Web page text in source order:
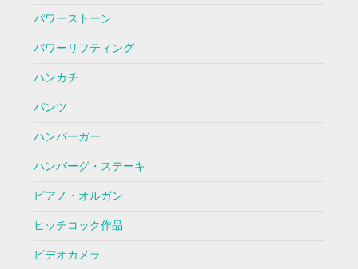
パワーストーン
パワーリフティング
ハンカチ
パンツ
ハンバーガー
ハンバーグ・ステーキ
ピアノ・オルガン
ヒッチコック作品
ビデオカメラ